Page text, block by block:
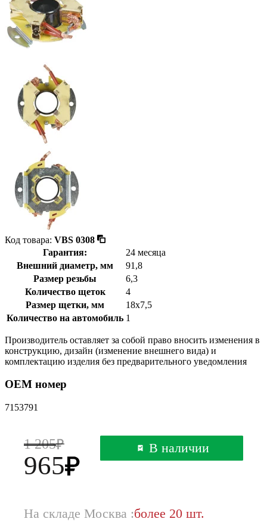
Код товара: VBS 0308
Гарантия:
24 месяца
Внешний диаметр, мм
91,8
Размер резьбы
6,3
Количество щеток
4
Размер щетки, мм
18x7,5
Количество на автомобиль 1
Производитель оставляет за собой право вносить изменения в
конструкцию, дизайн (изменение внешнего вида) и
комплектацию изделия без предварительного уведомления
OEM номер
7153791
1 205
965
В наличии
На складе Москва :более 20 шт.